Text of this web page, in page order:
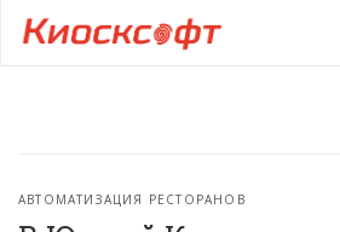
АВТОМАТИЗАЦИЯ РЕСТОРАНОВ